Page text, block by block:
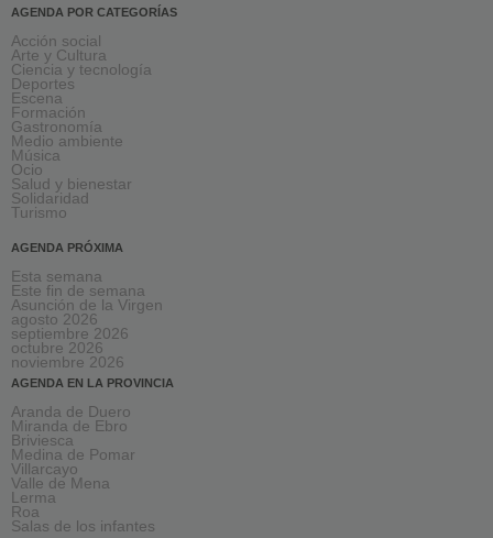
AGENDA POR CATEGORÍAS
Acción social
Arte y Cultura
Ciencia y tecnología
Deportes
Escena
Formación
Gastronomía
Medio ambiente
Música
Ocio
Salud y bienestar
Solidaridad
Turismo
AGENDA PRÓXIMA
Esta semana
Este fin de semana
Asunción de la Virgen
agosto 2026
septiembre 2026
octubre 2026
noviembre 2026
AGENDA EN LA PROVINCIA
Aranda de Duero
Miranda de Ebro
Briviesca
Medina de Pomar
Villarcayo
Valle de Mena
Lerma
Roa
Salas de los infantes